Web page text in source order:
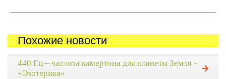
Похожие новости
440 Гц – частота камертона для планеты Земля -
«Эзотерика»